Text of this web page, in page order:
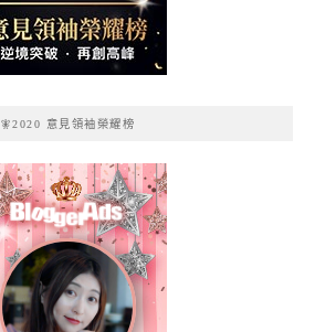
記
🧚2020 意見領袖榮耀榜